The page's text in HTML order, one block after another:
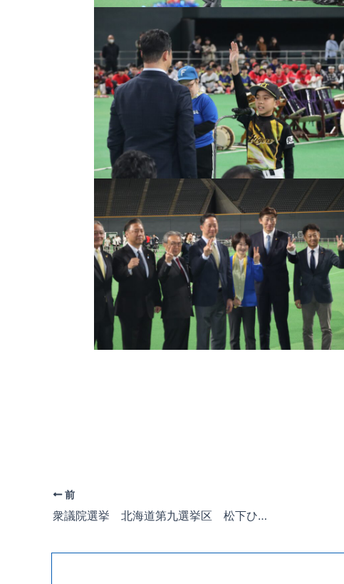
前
衆議院選挙 北海道第九選挙区 松下ひできさんの最後の街頭演説に駆け付けました。